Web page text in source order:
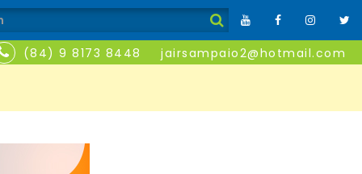
(84) 9 8173 8448 jairsampaio2@hotmail.com